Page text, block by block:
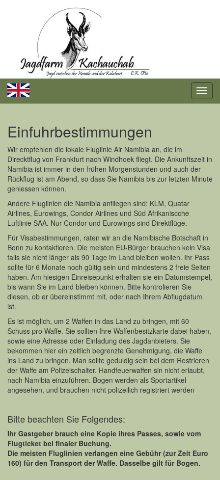
Einfuhrbestimmungen
Wir empfehlen die lokale Fluglinie Air Namibia an, die im
Direcktflug von Frankfurt nach Windhoek fliegt. Die Ankunftszeit in
Namibia ist immer in den frühen Morgenstunden und auch der
Rückflug ist am Abend, so dass Sie Namibia bis zur letzten Minute
geniessen können.
Andere Fluglinien die Namibia anfliegen sind: KLM, Quatar
Airlines, Eurowings, Condor Airlines und Süd Afrikaniscche
Luftlinie SAA. Nur Condor und Eurowings sind Direktflüge.
Für Visabestimmungen, raten wir an die Namibische Botschaft in
Bonn zu kontaktieren. Die meisten EU-Bürger brauchen kein Visa
falls sie nicht länger als 90 Tage im Land bleiben wollen. Ihr Pass
sollte für 6 Monate noch gültig sein und mindestens 2 freie Seiten
haben. Am hiesigen Einreisepunkt erhalten sie ein Datumstempel,
bis wann Sie im Land bleiben können. Bitte kontrolieren Sie
diesen, ob er übereinstimmt mit, oder nach Ihrem Abflugdatum
ist.
Es ist möglich, um 2 Waffen in das Land zu bringen, mit 60
Schuss pro Waffe. Sie sollten Ihre Waffenbesitzkarte dabei haben,
sowie eine Adresse oder Einladung des Jagdanbieters. Sie
bekommen hier ein zeitlich begrenzte Genehmigung, die Waffe
ins Land zu bringen. Man sollte geduldig sein bei dem Restrieren
der Waffe am Polizeischalter. Handfeuerwaffen sin nicht erlaubt,
nach Namibia einzuführen. Bogen werden als Sportartikel
angesehen, und brauchen nicht polizeilich registriert werden
Bitte beachten Sie Folgendes:
Ihr Gastgeber brauch eine Kopie ihres Passes, sowie vom
Flugticket bei finaler Buchung.
Die meisten Fluglinien verlangen eine Gebühr (zur Zeit Euro
160) für den Transport der Waffe. Dasselbe gilt für Bogen.